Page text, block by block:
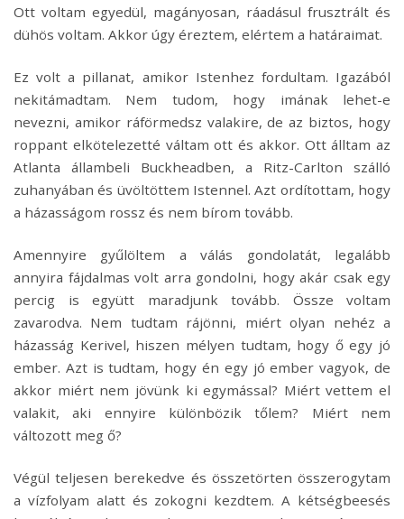
Ott voltam egyedül, magányosan, ráadásul frusztrált és
dühös voltam. Akkor úgy éreztem, elértem a határaimat.
Ez volt a pillanat, amikor Istenhez fordultam. Igazából
nekitámadtam. Nem tudom, hogy imának lehet-e
nevezni, amikor ráförmedsz valakire, de az biztos, hogy
roppant elkötelezetté váltam ott és akkor. Ott álltam az
Atlanta állambeli Buckheadben, a Ritz-Carlton szálló
zuhanyában és üvöltöttem Istennel. Azt ordítottam, hogy
a házasságom rossz és nem bírom tovább.
Amennyire gyűlöltem a válás gondolatát, legalább
annyira fájdalmas volt arra gondolni, hogy akár csak egy
percig is együtt maradjunk tovább. Össze voltam
zavarodva. Nem tudtam rájönni, miért olyan nehéz a
házasság Kerivel, hiszen mélyen tudtam, hogy ő egy jó
ember. Azt is tudtam, hogy én egy jó ember vagyok, de
akkor miért nem jövünk ki egymással? Miért vettem el
valakit, aki ennyire különbözik tőlem? Miért nem
változott meg ő?
Végül teljesen berekedve és összetörten összerogytam
a vízfolyam alatt és zokogni kezdtem. A kétségbeesés